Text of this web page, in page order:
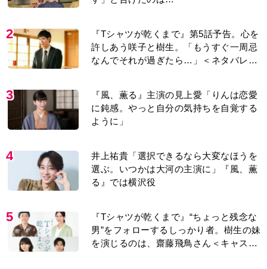
2
『Tシャツが乾くまで』第5話予告。心を
許しあう咲子と樹生。「もうすぐ一周忌
なんでそれが過ぎたら…」＜ネタバレあ
3
『風、薫る』主演の見上愛「りんは恋愛
に鈍感。やっと自分の気持ちを自覚する
ように」
4
井上祐貴「選択できるなら大変なほうを
選ぶ。いつかは大河の主演に」『風、薫
る』では横沢役
5
『Tシャツが乾くまで』“ちょっと残念な
男”をフォローするしっかり者。樹生の妹
を演じるのは、齋藤飛鳥さん＜キャスト